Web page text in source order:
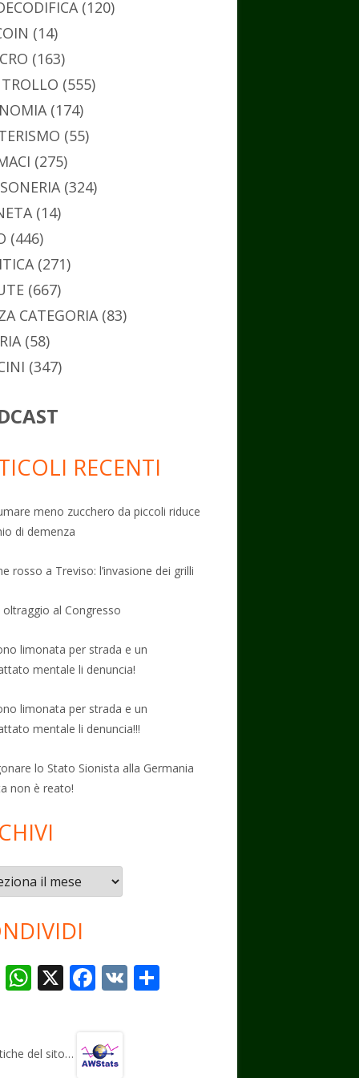
(120)
(14)
(163)
(555)
(174)
(55)
(275)
(324)
(14)
(446)
(271)
(667)
CATEGORIA(83)
(58)
(347)
RECENTI
meno zucchero da piccoli riduce
di demenza
rosso a Treviso: l’invasione dei grilli
oltraggio al Congresso
limonata per strada e un
mentale li denuncia!
limonata per strada e un
mentale li denuncia!!!
lo Stato Sionista alla Germania
non è reato!
T
gr
W
s
X F
b
V
del sito…